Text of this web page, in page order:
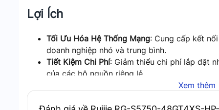
Lợi Ích
Tối Ưu Hóa Hệ Thống Mạng: Cung cấp kết
doanh nghiệp nhỏ và trung bình.
Tiết Kiệm Chi Phí: Giảm thiểu chi phí lắp đặt
của các bộ nguồn riêng lẻ.
: Đảm bảo an toàn cho hệ
Kết Luận
Xem thêm